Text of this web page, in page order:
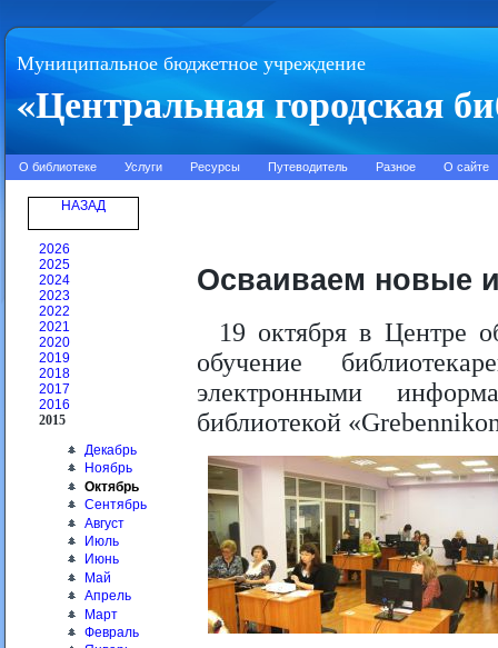
Муниципальное бюджетное учреждение
«Центральная городская
О библиотеке Услуги Ресурсы Путеводитель Разное О сайте
НАЗАД
2026
2025
2024
2023
2022
2021
2020
2019
2018
2017
2016
2015
Декабрь
Ноябрь
Октябрь
Сентябрь
Август
Июль
Июнь
Май
Апрель
Март
Февраль
Осваиваем новые
19 октября в Центре
обучение
электронными
библиотекой